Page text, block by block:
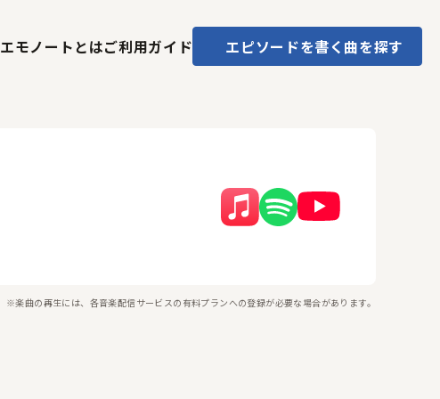
エモノートとはご利用ガイド エピソードを書く 曲を探す
※楽曲の再生には、各音楽配信サービスの有料プランへの登録が必要な場合があります。